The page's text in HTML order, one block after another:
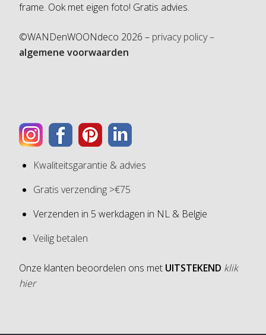
frame. Ook met eigen foto! Gratis advies.
©WANDenWOONdeco 2026 – privacy policy –
algemene voorwaarden
Kwaliteitsgarantie & advies
Gratis verzending >€75
Verzenden in 5 werkdagen in NL & Belgie
Veilig betalen
Onze klanten beoordelen ons met UITSTEKEND klik
hier